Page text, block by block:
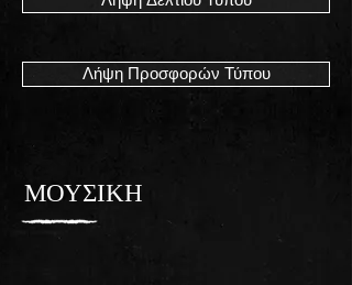
Λήψη Προσφορών Τύπου
ΜΟΥΣΙΚΗ